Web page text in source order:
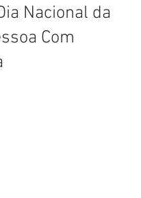
Nacional da
Com